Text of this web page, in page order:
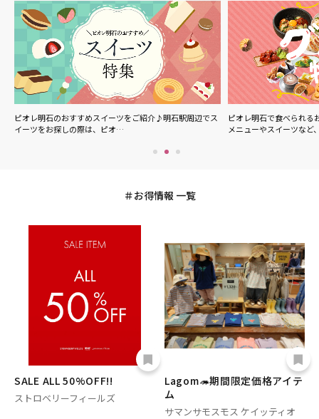
ピオレ明石のおすすめスイーツをご紹介♪明石駅周辺でス
イーツをお探しの際は、ピオ…
ピオレ明石で食べられる
メニューやスイーツなど
お得情報 一覧
SALE ALL 50%OFF!!
ストロベリーフィールズ
Lagom🦔期間限定価格アイテ
ム
サマンサモスモス ケイッティオ